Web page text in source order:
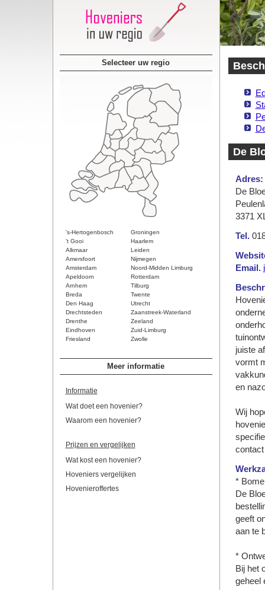
Selecteer uw regio
's-Hertogenbosch
Groningen
't Gooi
Haarlem
Alkmaar
Leiden
Amersfoort
Nijmegen
Amsterdam
Noord-Midden Limburg
Apeldoorn
Rotterdam
Arnhem
Tilburg
Breda
Twente
Den Haag
Utrecht
Drechtsteden
Zaanstreek-Waterland
Drenthe
Zeeland
Eindhoven
Zuid-Limburg
Friesland
Zwolle
Meer informatie
Informatie
Wat doet een hovenier?
Waarom een hovenier?
Prijzen en vergelijken
Wat kost een hovenier?
Hoveniers vergelijken
Hovenieroffertes
De
Adres:
De
3371
Tel.
Email.
juiste
vormt
en
Wij
*
De
geeft
aan te
*
Bij het
geheel